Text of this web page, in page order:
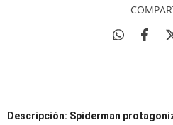
Descripción: Spiderman